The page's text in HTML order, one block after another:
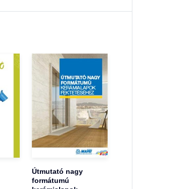
Útmutató nagy
formátumú